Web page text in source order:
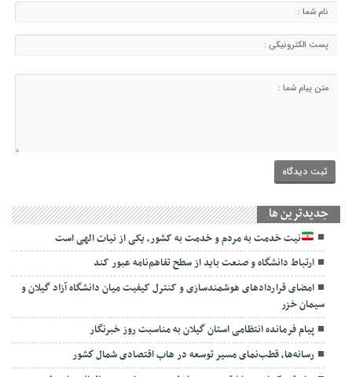
جديدترين ها
نیت خدمت به مردم و خدمت به کشور، یکی از نیات الهی است
ارتباط دانشگاه و صنعت باید از سطح تفاهم‌نامه عبور کند
امضای قراردادهای هوشمندسازی و کنترل کیفیت میان دانشگاه آزاد گیلان و
سیمان خزر
پیام فرمانده انتظامی استان گیلان به مناسبت روز خبرنگار
رسانه‌ها، قطب‌نمای مسیر توسعه در هاب اقتصادی شمال كشور